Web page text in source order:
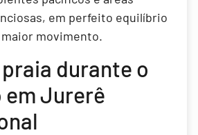
em perfeito equilíbrio
movimento.
praia durante o
em Jurerê